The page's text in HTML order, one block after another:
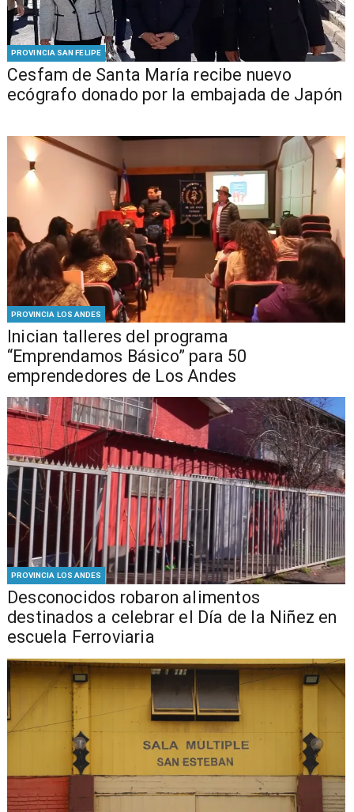
PROVINCIA SAN FELIPE
Cesfam de Santa María recibe nuevo
ecógrafo donado por la embajada de Japón
PROVINCIA LOS ANDES
Inician talleres del programa
“Emprendamos Básico” para 50
emprendedores de Los Andes
PROVINCIA LOS ANDES
Desconocidos robaron alimentos
destinados a celebrar el Día de la Niñez en
escuela Ferroviaria